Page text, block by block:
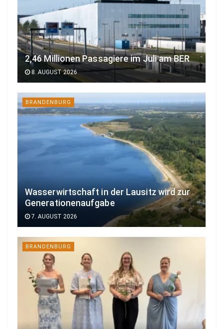
2,46 Millionen Passagiere im Juli am BER
8. AUGUST 2026
BRANDENBURG
Wasserwirtschaft in der Lausitz wird zur
Generationenaufgabe
7. AUGUST 2026
BRANDENBURG